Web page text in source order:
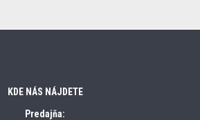
KDE NÁS NÁJDETE
Predajňa: